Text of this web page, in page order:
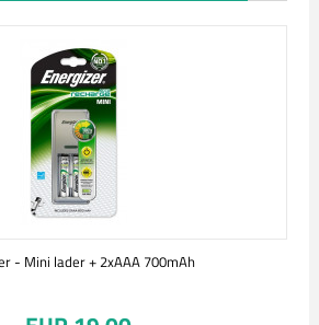
- Mini lader + 2xAAA 700mAh